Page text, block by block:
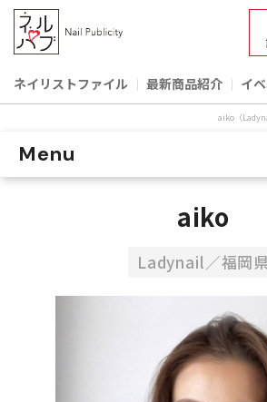
ネイリストファイル 最新商品紹介 イ
aiko（
Menu
aiko
Ladynail／福岡